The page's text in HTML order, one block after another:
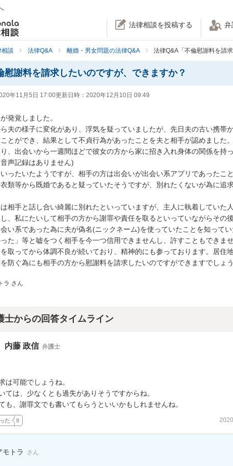
法律相談を投稿する 弁
相談 法律Q&A 離婚・男女問題の法律Q&A 法律Q&A「不倫慰謝料を請
慰謝料を請求したいのですが、できますか？
年11月5日 17:00更新日時： 2020年12月10日 09:49
発覚しました。
夫の様子に変化があり、浮気を疑っていましたが、先日夫の古い携帯
とができ、結果として不貞行為があったことを夫と相手が認めました
、出会いから一週間ほどで彼女の方から家に招き入れ身体の関係を持
声記録はありません)
ったいたようですが、相手の方は出会いが出会い系アプリであったこ
類等から既婚であると疑っていたそうですが、別れたくないが為に追
相手と話し合い綺麗に別れたといっていますが、主人に執着していた
、私にたいして相手の方から謝罪や責任を取るといっていながらその
い系であった為に夫が偽名(ニックネーム)を使っていたことを知って
った」等と嘘をつく相手を今一つ信用できませんし、許すこともできませ
取ってから体調不良が続いており、精神的にも参っております。居住
防ぐ為にも相手の方から慰謝料を請求したいのですができますでしょう
ラ さん
士からの回答タイムライン
内藤 政信 弁護士
は可能でしょうね。
ては、少なくとも過失がありそうですからね。
も、謝罪文でも書いてもらうといいかもしれませんね。
た 0
モトラ さん